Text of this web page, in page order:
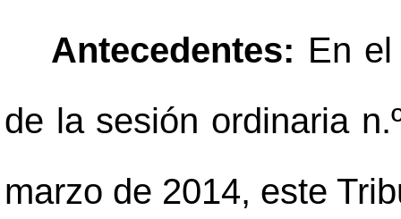
Antecedentes: En
de la sesión ordinaria
marzo de 2014, este